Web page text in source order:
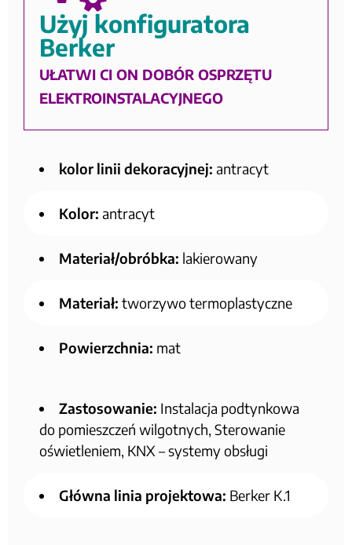
Użyj konfiguratora
Berker
UŁATWI CI ON DOBÓR OSPRZĘTU
ELEKTROINSTALACYJNEGO
kolor linii dekoracyjnej: antracyt
Kolor: antracyt
Materiał/obróbka: lakierowany
Materiał: tworzywo termoplastyczne
Powierzchnia: mat
Zastosowanie: Instalacja podtynkowa
do pomieszczeń wilgotnych, Sterowanie
oświetleniem, KNX – systemy obsługi
Główna linia projektowa: Berker K.1